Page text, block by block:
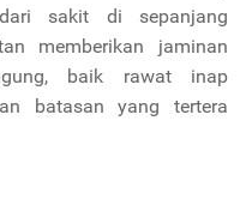
sakit di sepanjang
memberikan jaminan
baik rawat inap
batasan yang tertera